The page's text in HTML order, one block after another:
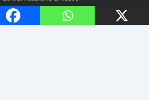
Personal Branding
La Negoziazione Efficace